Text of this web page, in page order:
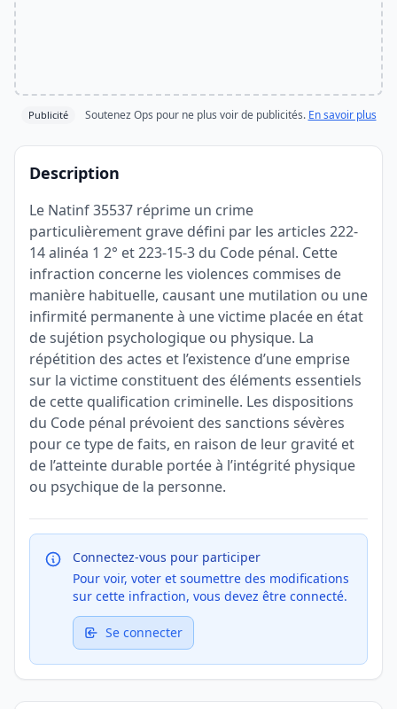
Publicité Soutenez Ops pour ne plus voir de publicités. En savoir plus
Description
Le Natinf 35537 réprime un crime
particulièrement grave défini par les articles 222-
14 alinéa 1 2° et 223-15-3 du Code pénal. Cette
infraction concerne les violences commises de
manière habituelle, causant une mutilation ou une
infirmité permanente à une victime placée en état
de sujétion psychologique ou physique. La
répétition des actes et l’existence d’une emprise
sur la victime constituent des éléments essentiels
de cette qualification criminelle. Les dispositions
du Code pénal prévoient des sanctions sévères
pour ce type de faits, en raison de leur gravité et
de l’atteinte durable portée à l’intégrité physique
ou psychique de la personne.
Connectez-vous pour participer
Pour voir, voter et soumettre des modifications
sur cette infraction, vous devez être connecté.
Se connecter